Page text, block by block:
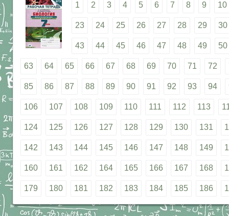
1 2 3 4 5 6 7 8 9 10
23 24 25 26 27 28 29 30
43 44 45 46 47 48 49 50
63 64 65 66 67 68 69 70 71 72
85 86 87 88 89 90 91 92 93 94
106 107 108 109 110 111 112 113
124 125 126 127 128 129 130 131
142 143 144 145 146 147 148 149
160 161 162 164 165 166 167 168
179 180 181 182 183 184 185 186